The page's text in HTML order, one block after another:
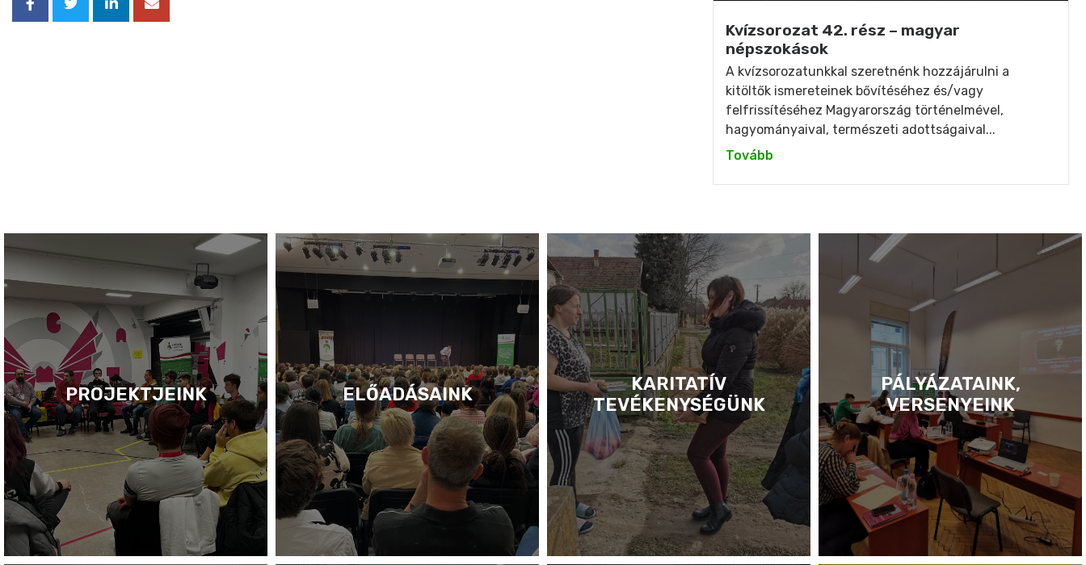
Kvízsorozat 42. rész – magyar
népszokások
A kvízsorozatunkkal szeretnénk hozzájárulni a
kitöltők ismereteinek bővítéséhez és/vagy
felfrissítéséhez Magyarország történelmével,
hagyományaival, természeti adottságaival...
Tovább
PROJEKTJEINK ELŐADÁSAINK
KARITATÍV
TEVÉKENYSÉGÜNK
PÁLYÁZATAINK,
VERSENYEINK